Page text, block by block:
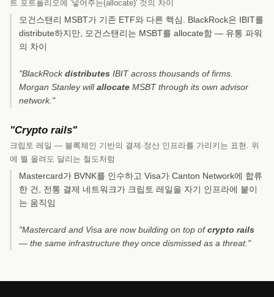
트 포트폴리오에 '넣어주는(allocate)' 것의 차이
모건스탠리 MSBT가 기존 ETF와 다른 핵심. BlackRock은 IBIT를
distribute하지만, 모건스탠리는 MSBT를 allocate함 — 유통 파워
의 차이
"BlackRock distributes IBIT across thousands of firms.
Morgan Stanley will allocate MSBT through its own advisor
network."
"Crypto rails"
크립토 레일 — 블록체인 기반의 결제·정산 인프라를 가리키는 표현. 위
에 뭘 올려도 달리는 철도처럼
Mastercard가 BVNK를 인수하고 Visa가 Canton Network에 합류
한 건, 전통 결제 네트워크가 크립토 레일을 자기 인프라에 붙이
는 움직임
"Mastercard and Visa are now building on top of crypto rails
— the same infrastructure they once dismissed as a threat."